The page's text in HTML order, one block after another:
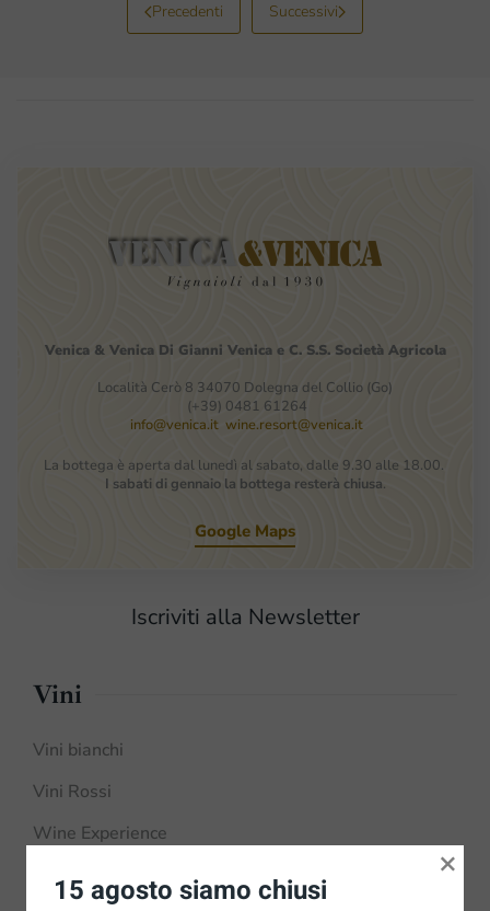
Precedenti Successivi
Venica & Venica Di Gianni Venica e C. S.S. Società Agricola
Località Cerò 8 34070 Dolegna del Collio (Go)
(+39) 0481 61264
info@venica.it wine.resort@venica.it
La bottega è aperta dal lunedì al sabato, dalle 9.30 alle 18.00.
I sabati di gennaio la bottega resterà chiusa.
Google Maps
Iscriviti alla Newsletter
Vini
Vini bianchi
Vini Rossi
Wine Experience
15 agosto siamo chiusi
×